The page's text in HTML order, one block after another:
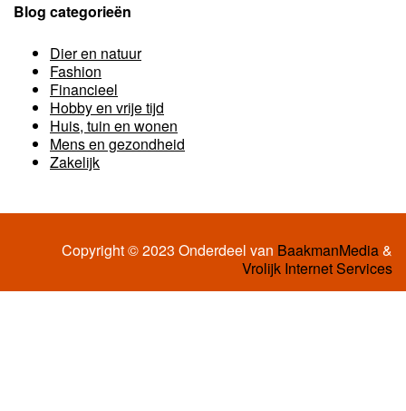
Blog categorieën
Dier en natuur
Fashion
Financieel
Hobby en vrije tijd
Huis, tuin en wonen
Mens en gezondheid
Zakelijk
Copyright © 2023 Onderdeel van BaakmanMedia&
Vrolijk Internet Services